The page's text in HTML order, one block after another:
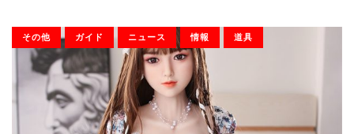
その他 ガイド ニュース 情報 道具